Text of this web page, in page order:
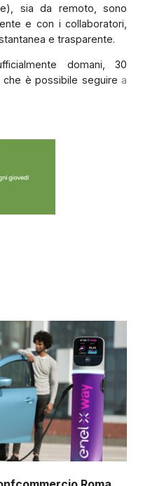
sia da remoto, sono
e con i collaboratori,
e trasparente.
domani, 30
che è possibile seguirea